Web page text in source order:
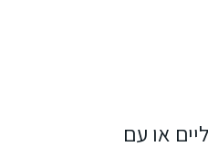
או עם